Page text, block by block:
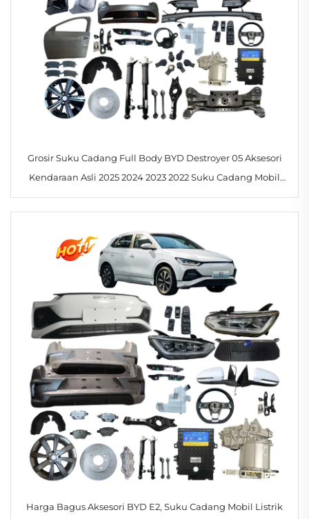
Grosir Suku Cadang Full Body BYD Destroyer 05 Aksesori
Kendaraan Asli 2025 2024 2023 2022 Suku Cadang Mobil
BYD King Tersedia Stok
Harga Bagus Aksesori BYD E2, Suku Cadang Mobil Listrik